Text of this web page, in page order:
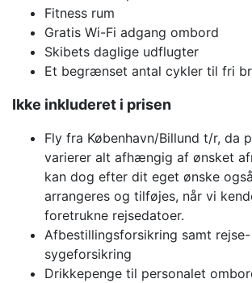
Fitness rum
Gratis Wi-Fi adgang ombord
Skibets daglige udflugter
Et begrænset antal cykler til fri
Ikke inkluderet i prisen
Fly fra København/Billund t/r, da
varierer alt afhængig af ønsket
kan dog efter dit eget ønske
arrangeres og tilføjes, når vi
foretrukne rejsedatoer.
Afbestillingsforsikring samt
sygeforsikring
Drikkepenge til personalet